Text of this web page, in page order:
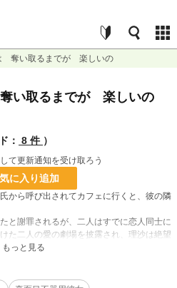
奪い取るまでが 楽しいの
い取るまでが 楽しいの
： 8 件 ）
て更新通知を受け取ろう
に入り追加
から呼び出されてカフェに行くと、彼の隣
と謝罪されるが、二人はすでに恋人同士に
た二人の愛の劇場を披露され、理沙は絶望
のは今回で「三度目」だからだ。
しつこく嫌がらせをしてくる。
と絶望していた理沙に、親友の萌絵が酔っ